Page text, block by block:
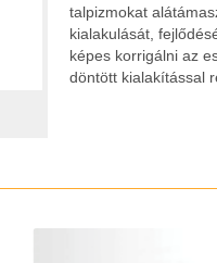
talpizmokat
kialakulását,
képes korrigálni az
döntött kialakítással